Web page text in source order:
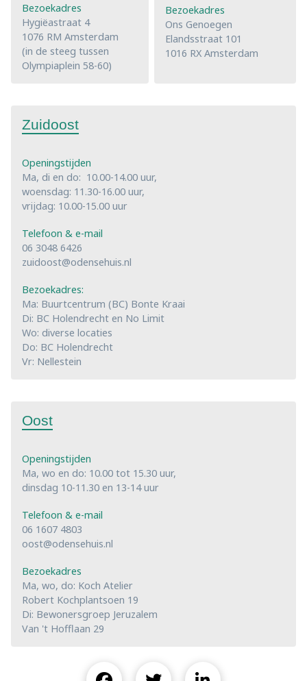
Bezoekadres
Hygiëastraat 4
1076 RM Amsterdam
(in de steeg tussen
Olympiaplein 58-60)
Bezoekadres
Ons Genoegen
Elandsstraat 101
1016 RX Amsterdam
Zuidoost
Openingstijden
Ma, di en do: 10.00-14.00 uur,
woensdag: 11.30-16.00 uur,
vrijdag: 10.00-15.00 uur
Telefoon & e-mail
06 3048 6426
zuidoost@odensehuis.nl
Bezoekadres:
Ma: Buurtcentrum (BC) Bonte Kraai
Di: BC Holendrecht en No Limit
Wo: diverse locaties
Do: BC Holendrecht
Vr: Nellestein
Oost
Openingstijden
Ma, wo en do: 10.00 tot 15.30 uur,
dinsdag 10-11.30 en 13-14 uur
Telefoon & e-mail
06 1607 4803
oost@odensehuis.nl
Bezoekadres
Ma, wo, do: Koch Atelier
Robert Kochplantsoen 19
Di: Bewonersgroep Jeruzalem
Van 't Hofflaan 29